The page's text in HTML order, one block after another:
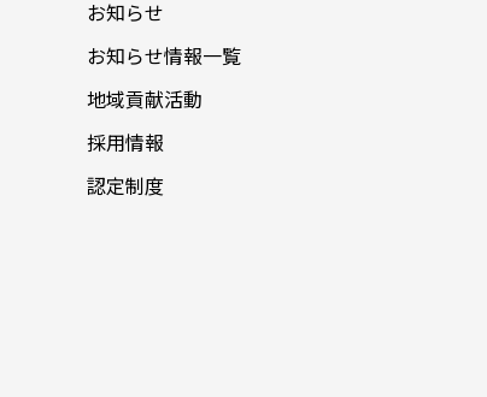
お知らせ
お知らせ情報一覧
地域貢献活動
採用情報
認定制度